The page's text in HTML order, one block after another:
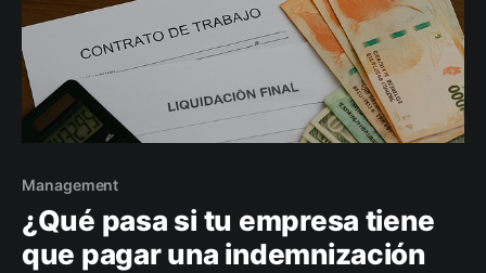
Management
¿Qué pasa si tu empresa tiene
que pagar una indemnización